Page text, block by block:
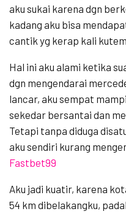
aku sukai karena dgn
kadang aku bisa
cantik yg kerap kali
Hal ini aku alami ketika
dgn mengendarai
lancar, aku sempat
sekedar bersantai dan
Tetapi tanpa diduga
aku sendiri kurang
Fastbet99
Aku jadi kuatir, karena
54 km dibelakangku,